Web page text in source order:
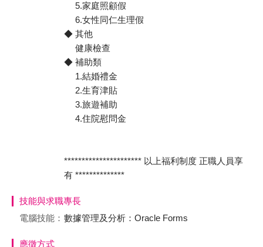
5.家庭照顧假
6.女性同仁生理假
◆ 其他
健康檢查
◆ 補助類
1.結婚禮金
2.生育津貼
3.旅遊補助
4.住院慰問金
********************** 以上福利制度 正職人員享
有 **************
技能與求職專長
電腦技能： 數據管理及分析：Oracle Forms
應徵方式